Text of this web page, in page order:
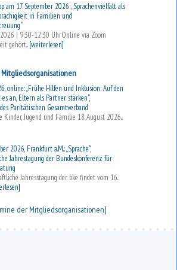
am 17. September 2026: „Sprachenvielfalt als
in Familien und
2026 | 9:30-12:30 UhrOnline via Zoom
gehört...[weiterlesen]
online: „Frühe Hilfen und Inklusion: Auf den
an, Eltern als Partner stärken“,
Paritätischen Gesamtverband
Kinder, Jugend und Familie 18. August 2026...
2026, Frankfurt a.M.: „Sprache“,
Jahrestagung der Bundeskonferenz für
Jahresstagung der bke findet vom 16.
der Mitgliedsorganisationen]